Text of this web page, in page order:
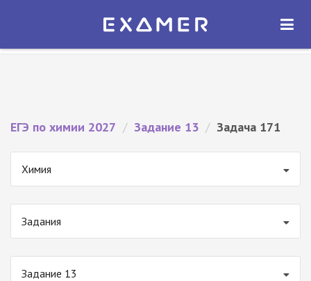
Экзамер — ЕГЭ 2027
ОТКРЫТЬ
ЕГЭ по химии 2027 / Задание 13 / Задача 171
Химия
Задания
Задание 13